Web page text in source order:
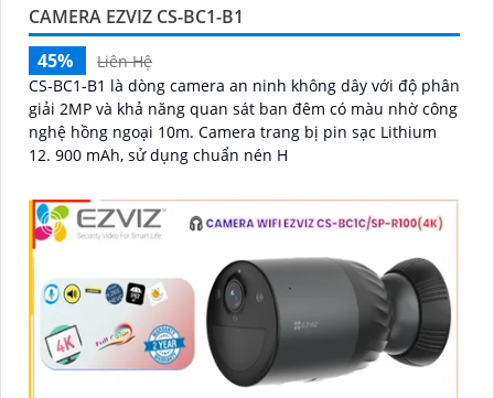
CAMERA EZVIZ CS-BC1-B1
45%
Liên Hệ
CS-BC1-B1 là dòng camera an ninh không dây với độ phân
giải 2MP và khả năng quan sát ban đêm có màu nhờ công
nghệ hồng ngoại 10m. Camera trang bị pin sạc Lithium
12. 900 mAh, sử dụng chuẩn nén H